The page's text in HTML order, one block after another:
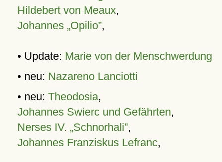
Hildebert von Meaux,
Johannes „Opilio”,
• Update: Marie von der Menschwerdung
• neu: Nazareno Lanciotti
• neu: Theodosia,
Johannes Swierc und Gefährten,
Nerses IV. „Schnorhali”,
Johannes Franziskus Lefranc,